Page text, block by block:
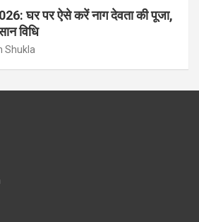
घर पर ऐसे करें नाग देवता की पूजा,
विधि
Shukla